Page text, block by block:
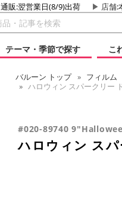
通販:翌営業日(8/9)出荷 店舗:
テーマ・季節で探す
こ
バルーン トップ フィルム
ハロウィン スパークリー
#020-89740
ハロウィン ス